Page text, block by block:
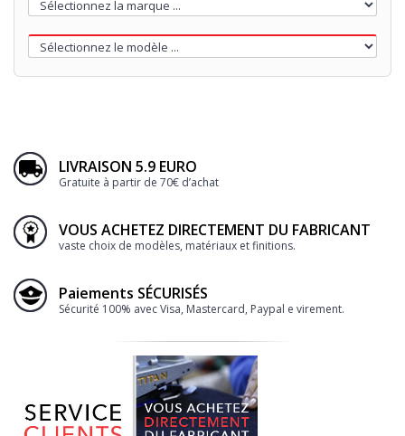
LIVRAISON 5.9 EURO
Gratuite à partir de 70€ d’achat
VOUS ACHETEZ DIRECTEMENT DU FABRICANT
vaste choix de modèles, matériaux et finitions.
Paiements SÉCURISÉS
Sécurité 100% avec Visa, Mastercard, Paypal e virement.